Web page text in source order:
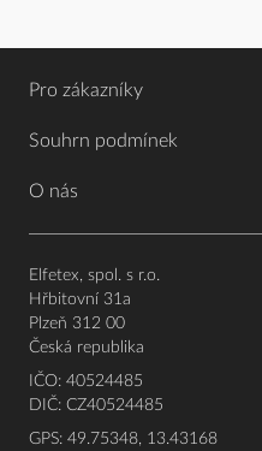
Pro zákazníky
Souhrn podmínek
O nás
Elfetex, spol. s r.o.
Hřbitovní 31a
Plzeň 312 00
Česká republika
IČO: 40524485
DIČ: CZ40524485
GPS: 49.75348, 13.43168